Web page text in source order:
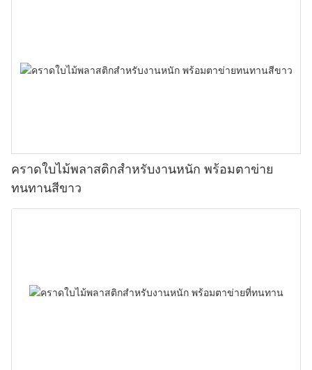
คราดใบไม้พลาสติกสำหรับงานหนัก พร้อมตาข่าย
ทนทานสีขาว